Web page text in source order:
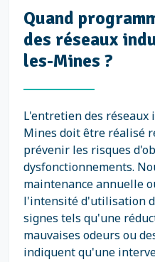
Quand
des réseaux
les-Mines ?
L'entretien des réseaux
Mines doit être réalisé
prévenir les risques
dysfonctionnements.
maintenance annuelle
l'intensité d'utilisation
signes tels qu'une
mauvaises odeurs ou
indiquent qu'une